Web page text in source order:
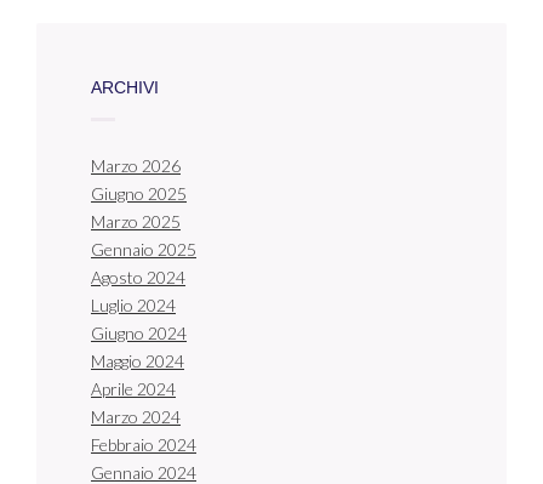
ARCHIVI
Marzo 2026
Giugno 2025
Marzo 2025
Gennaio 2025
Agosto 2024
Luglio 2024
Giugno 2024
Maggio 2024
Aprile 2024
Marzo 2024
Febbraio 2024
Gennaio 2024